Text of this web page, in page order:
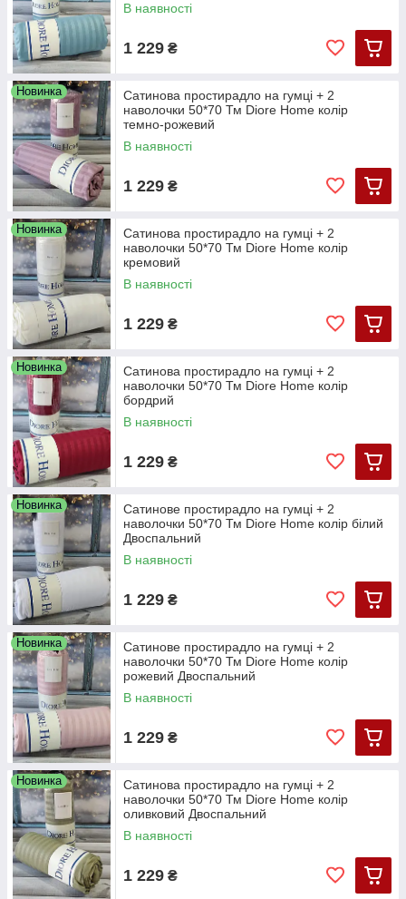
В наявності
1 229 ₴
Новинка
Сатинова простирадло на гумці + 2
наволочки 50*70 Тм Diore Home колір
темно-рожевий
В наявності
1 229 ₴
Новинка
Сатинова простирадло на гумці + 2
наволочки 50*70 Тм Diore Home колір
кремовий
В наявності
1 229 ₴
Новинка
Сатинова простирадло на гумці + 2
наволочки 50*70 Тм Diore Home колір
бордрий
В наявності
1 229 ₴
Новинка
Сатинове простирадло на гумці + 2
наволочки 50*70 Тм Diore Home колір білий
Двоспальний
В наявності
1 229 ₴
Новинка
Сатинове простирадло на гумці + 2
наволочки 50*70 Тм Diore Home колір
рожевий Двоспальний
В наявності
1 229 ₴
Новинка
Сатинова простирадло на гумці + 2
наволочки 50*70 Тм Diore Home колір
оливковий Двоспальний
В наявності
1 229 ₴